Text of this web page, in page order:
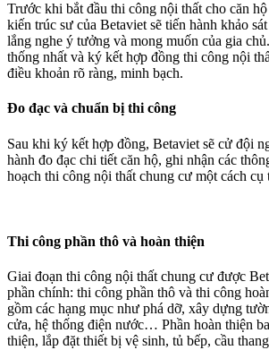
Trước khi bắt đầu thi công nội thất cho căn
kiến trúc sư của Betaviet sẽ tiến hành khảo
lắng nghe ý tưởng và mong muốn của gia
thống nhất và ký kết hợp đồng thi công nội
điều khoản rõ ràng, minh bạch.
Đo đạc và chuẩn bị thi công
Sau khi ký kết hợp đồng, Betaviet sẽ cử đội
hành đo đạc chi tiết căn hộ, ghi nhận các
hoạch thi công nội thất chung cư một cách cụ
Thi công phần thô và hoàn thiện
Giai đoạn thi công nội thất chung cư được
phần chính: thi công phần thô và thi công
gồm các hạng mục như phá dỡ, xây dựng
cửa, hệ thống điện nước… Phần hoàn thiện
thiện, lắp đặt thiết bị vệ sinh, tủ bếp, cầu